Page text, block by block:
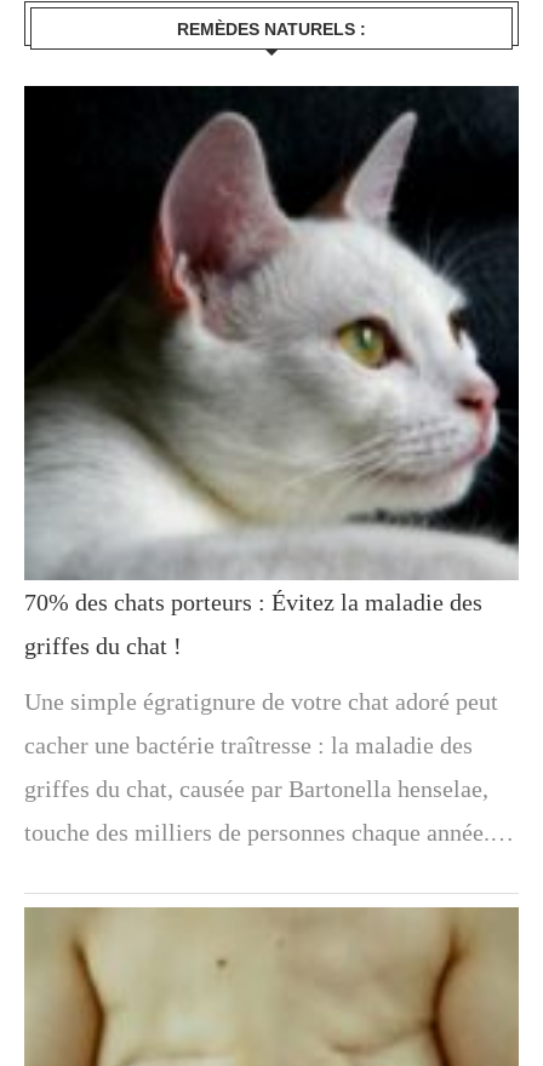
REMÈDES NATURELS :
70% des chats porteurs : Évitez la maladie des
griffes du chat !
Une simple égratignure de votre chat adoré peut
cacher une bactérie traîtresse : la maladie des
griffes du chat, causée par Bartonella henselae,
touche des milliers de personnes chaque année.…